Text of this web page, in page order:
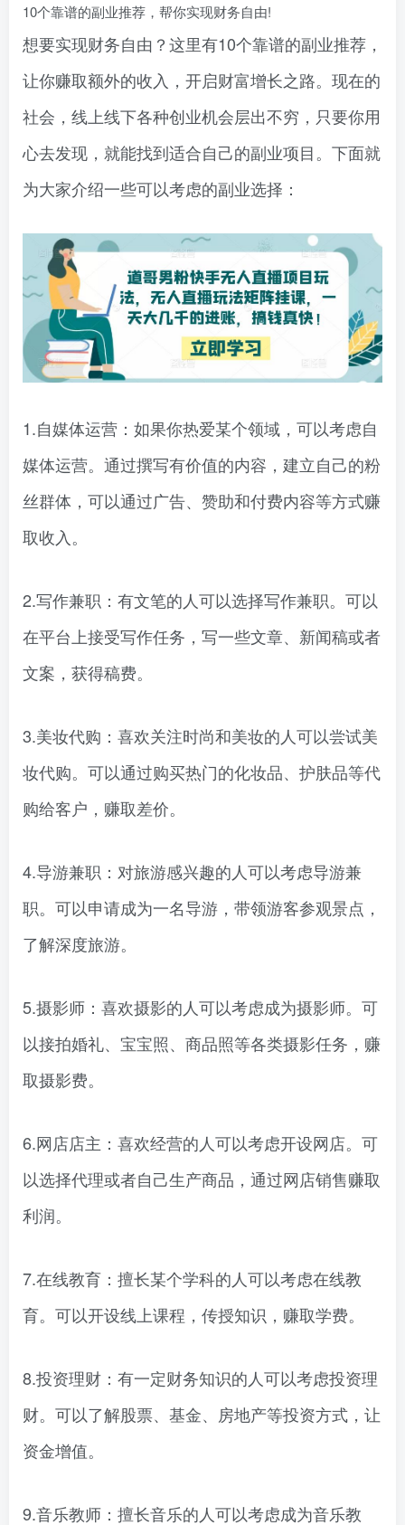
10个靠谱的副业推荐，帮你实现财务自由!
想要实现财务自由？这里有10个靠谱的副业推荐，
让你赚取额外的收入，开启财富增长之路。现在的
社会，线上线下各种创业机会层出不穷，只要你用
心去发现，就能找到适合自己的副业项目。下面就
为大家介绍一些可以考虑的副业选择：
1.自媒体运营：如果你热爱某个领域，可以考虑自
媒体运营。通过撰写有价值的内容，建立自己的粉
丝群体，可以通过广告、赞助和付费内容等方式赚
取收入。
2.写作兼职：有文笔的人可以选择写作兼职。可以
在平台上接受写作任务，写一些文章、新闻稿或者
文案，获得稿费。
3.美妆代购：喜欢关注时尚和美妆的人可以尝试美
妆代购。可以通过购买热门的化妆品、护肤品等代
购给客户，赚取差价。
4.导游兼职：对旅游感兴趣的人可以考虑导游兼
职。可以申请成为一名导游，带领游客参观景点，
了解深度旅游。
5.摄影师：喜欢摄影的人可以考虑成为摄影师。可
以接拍婚礼、宝宝照、商品照等各类摄影任务，赚
取摄影费。
6.网店店主：喜欢经营的人可以考虑开设网店。可
以选择代理或者自己生产商品，通过网店销售赚取
利润。
7.在线教育：擅长某个学科的人可以考虑在线教
育。可以开设线上课程，传授知识，赚取学费。
8.投资理财：有一定财务知识的人可以考虑投资理
财。可以了解股票、基金、房地产等投资方式，让
资金增值。
9.音乐教师：擅长音乐的人可以考虑成为音乐教